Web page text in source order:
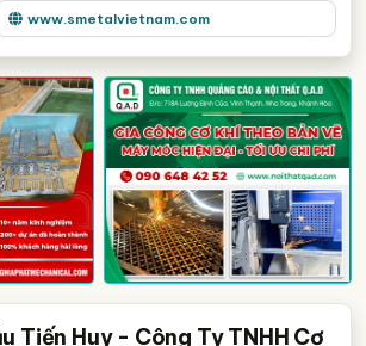
www.smetalvietnam.com
Tiến Huy - Công Ty TNHH Cơ